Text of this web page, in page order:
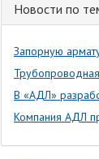
Новости по
Запорную
В «АДЛ»
Компания АДЛ